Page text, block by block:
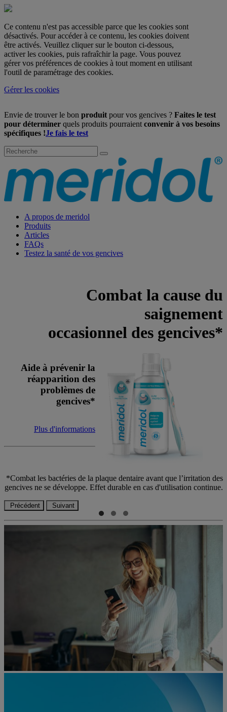
Ce contenu n'est pas accessible parce que les cookies sont
désactivés. Pour accéder à ce contenu, les cookies doivent
être activés. Veuillez cliquer sur le bouton ci-dessous,
activer les cookies, puis rafraîchir la page. Vous pouvez
gérer vos préférences de cookies à tout moment en utilisant
l'outil de paramétrage des cookies.
Gérer les cookies
Envie de trouver le bon produit pour vos gencives ? Faites le test
pour déterminer quels produits pourraient convenir à vos besoins
spécifiques !Je fais le test
A propos de meridol
Produits
Articles
FAQs
Testez la santé de vos gencives
Combat la cause du
saignement
occasionnel des gencives*
Aide à prévenir la
réapparition des
problèmes de
gencives*
Plus d'informations
*Combat les bactéries de la plaque dentaire avant que l’irritation des
gencives ne se développe. Effet durable en cas d'utilisation continue.
Précédent Suivant